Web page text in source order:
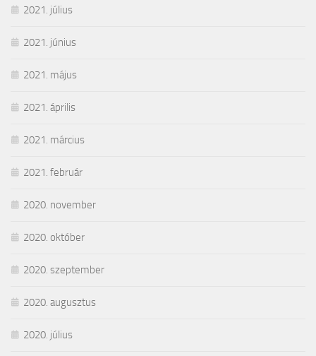
2021. július
2021. június
2021. május
2021. április
2021. március
2021. február
2020. november
2020. október
2020. szeptember
2020. augusztus
2020. július